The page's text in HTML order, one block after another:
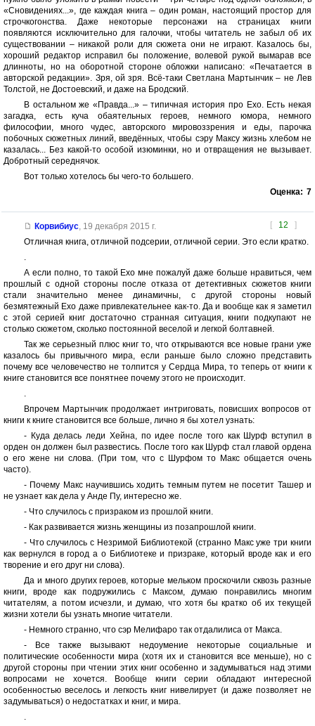
«Сновидениях...», где каждая книга – один роман, настоящий простор для
строчкогонства. Даже некоторые персонажи на страницах книги
появляются исключительно для галочки, чтобы читатель не забыл об их
существовании – никакой роли для сюжета они не играют. Казалось бы,
хороший редактор исправил бы положение, волевой рукой вымарав все
длинноты, но на оборотной стороне обложки написано: «Печатается в
авторской редакции». Зря, ой зря. Всё-таки Светлана Мартынчик – не Лев
Толстой, не Достоевский, и даже на Бродский.
В остальном же «Правда...» – типичная история про Ехо. Есть некая
загадка, есть куча обаятельных героев, немного юмора, немного
философии, много чудес, авторского мировоззрения и еды, парочка
побочных сюжетных линий, введённых, чтобы сэру Максу жизнь хлебом не
казалась... Без какой-то особой изюминки, но и отвращения не вызывает.
Добротный середнячок.
Вот только хотелось бы чего-то большего.
Оценка: 7
[ 12 ]
Корвибиус, 19 декабря 2015 г.
Отличная книга, отличной подсерии, отличной серии. Это если кратко.
А если полно, то такой Ехо мне пожалуй даже больше нравиться, чем
прошлый с одной стороны после отказа от детективных сюжетов книги
стали значительно менее динамичны, с другой стороны новый
безмятежный Ехо даже привлекательнее как-то. Да и вообще как я заметил
с этой серией книг достаточно странная ситуация, книги подкупают не
столько сюжетом, сколько постоянной веселой и легкой болтавней.
Так же серьезный плюс книг то, что открываются все новые грани уже
казалось бы привычного мира, если раньше было сложно представить
почему все человечество не толпится у Сердца Мира, то теперь от книги к
книге становится все понятнее почему этого не происходит.
Впрочем Мартынчик продолжает интриговать, повисших вопросов от
книги к книге становится все больше, лично я бы хотел узнать:
- Куда делась леди Хейна, по идее после того как Шурф вступил в
орден он должен был развестись. После того как Шурф стал главой ордена
о его жене ни слова. (При том, что с Шурфом то Макс общается очень
часто).
- Почему Макс научившись ходить темным путем не посетит Ташер и
не узнает как дела у Анде Пу, интересно же.
- Что случилось с призраком из прошлой книги.
- Как развивается жизнь женщины из позапрошлой книги.
- Что случилось с Незримой Библиотекой (странно Макс уже три книги
как вернулся в город а о Библиотеке и призраке, который вроде как и его
творение и его друг ни слова).
Да и много других героев, которые мельком проскочили сквозь разные
книги, вроде как подружились с Максом, думаю понравились многим
читателям, а потом исчезли, и думаю, что хотя бы кратко об их текущей
жизни хотели бы узнать многие читатели.
- Немного странно, что сэр Мелифаро так отдалилиса от Макса.
- Все также вызывают недоумение некоторые социальные и
политические особенности мира (хотя их и становится все меньше), но с
другой стороны при чтении этих книг особенно и задумываться над этими
вопросами не хочется. Вообще книги серии обладают интересной
особенностью веселось и легкость книг нивелирует (и даже позволяет не
задумываться) о недостатках и книг, и мира.